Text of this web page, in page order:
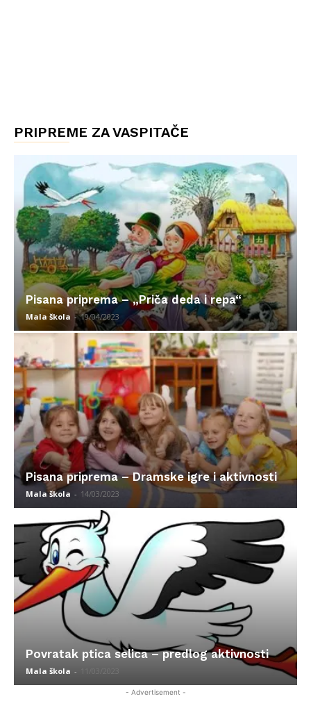
PRIPREME ZA VASPITAČE
Pisana priprema – „Priča deda i repa“
Mala škola - 19/04/2023
Pisana priprema – Dramske igre i aktivnosti
Mala škola - 14/03/2023
Povratak ptica selica – predlog aktivnosti
Mala škola - 11/03/2023
- Advertisement -